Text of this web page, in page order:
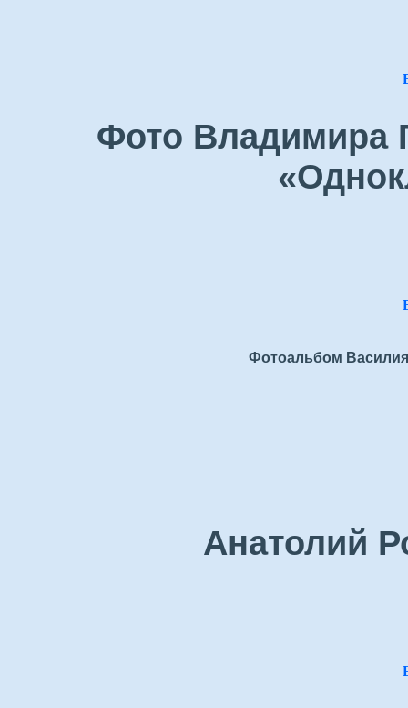
Фото Владимира
Фотоальбом
Анатолий